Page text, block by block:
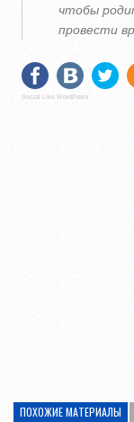
чтобы
провести
Social Like WordPress
ПОХОЖИЕ МАТЕРИАЛЫ